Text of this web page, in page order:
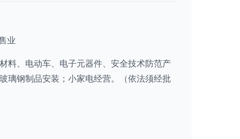
业
料、电动车、电子元器件、安全技术防范产
璃钢制品安装；小家电经营。（依法须经批